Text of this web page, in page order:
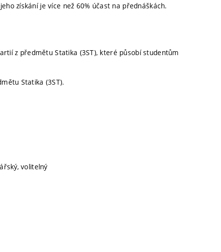
získání je více než 60% účast na přednáškách.
z předmětu Statika (3ST), které působí studentům
Statika (3ST).
volitelný